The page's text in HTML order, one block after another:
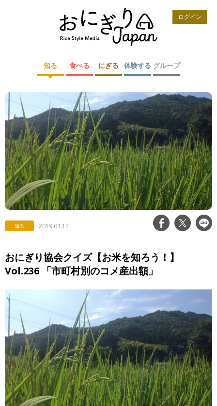
ログイン
知る 食べる にぎる 体験する グループ
知る 2019.04.12
おにぎり協会クイズ【お米を知ろう！】
Vol.236 「市町村別のコメ産出額」